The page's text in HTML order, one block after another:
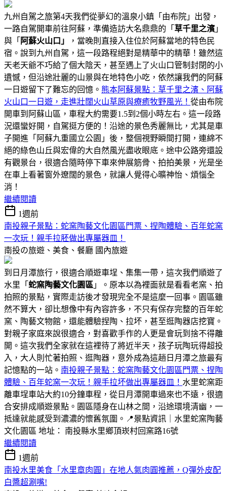
九州自駕之旅第4天我們從夢幻的溫泉小鎮「由布院」出發，
一路自駕開車前往阿蘇，準備造訪大名鼎鼎的「 草千里之濱 」
與「 阿蘇火山口」
，當晚則直接入住位於阿蘇當地的特色民
宿。說到九州自駕，這一段路程絕對是精華中的精華！雖然這
天老天爺不巧給了個大陰天，甚至遇上了火山口管制封閉的小
遺憾，但沿途壯麗的山景與在地特色小吃，依然讓我們的阿蘇
一日遊留下了難忘的回憶。 熊本阿蘇景點：草千里之濱、阿蘇
火山口一日遊，走進壯闊火山草原與療癒牧野風光！ 從由布院
開車到阿蘇山區，車程大約需要1.5到2個小時左右。這一段路
況還蠻好開，自駕挺方便的！沿途的景色秀麗無比，尤其是車
子開進「阿蘇九重國立公園」後，整個視野瞬間打開，連綿不
絕的綠色山丘與宏偉的大自然風光盡收眼底。途中公路旁還設
有觀景台，很適合隨時停下車來伸展筋骨、拍拍美景，光是坐
在車上看著窗外遼闊的景色，就讓人覺得心曠神怡、煩惱全
消！
繼續閱讀
1週前
南投親子景點：蛇窯陶藝文化園區門票、捏陶體驗、百年蛇窯
一次玩！親手拉胚做出專屬器皿！
南投の旅遊、美食、餐廳 國內旅遊
到日月潭旅行，很適合順遊車埕、集集一帶，這次我們順遊了
水里「 蛇窯陶藝文化園區 」。原本以為裡面就是看看老窯、拍
拍照的景點，實際走訪後才發現完全不是這麼一回事。園區雖
然不算大，卻比想像中有內容許多，不只有保存完整的百年蛇
窯、陶藝文物館，還能體驗捏陶、拉坏，甚至逛陶器店挖寶。
對親子家庭來說很適合，對喜歡手作的人更是會玩到捨不得離
開。這次我們全家就在這裡待了將近半天，孩子玩陶玩得超投
入，大人則忙著拍照、逛陶器，意外成為這趟日月潭之旅最有
記憶點的一站。 南投親子景點：蛇窯陶藝文化園區門票、捏陶
體驗、百年蛇窯一次玩！親手拉坏做出專屬器皿！ 水里蛇窯距
離車埕車站大約10分鐘車程，從日月潭開車過來也不遠，很適
合安排成順遊景點。園區隱身在山林之間，沿途環境清幽，一
抵達就能感受到濃濃的懷舊氛圍。📍景點資訊｜水里蛇窯陶藝
文化園區 地址： 南投縣水里鄉頂崁村回窯路16號
繼續閱讀
1週前
南投水里美食「水里章肉圓」在地人氣肉圓推薦，Q彈外皮配
白醬超涮嘴!